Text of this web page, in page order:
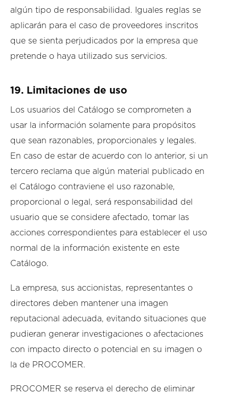
algún tipo de responsabilidad. Iguales reglas se
aplicarán para el caso de proveedores inscritos
que se sienta perjudicados por la empresa que
pretende o haya utilizado sus servicios.
19. Limitaciones de uso
Los usuarios del Catálogo se comprometen a
usar la información solamente para propósitos
que sean razonables, proporcionales y legales.
En caso de estar de acuerdo con lo anterior, si un
tercero reclama que algún material publicado en
el Catálogo contraviene el uso razonable,
proporcional o legal, será responsabilidad del
usuario que se considere afectado, tomar las
acciones correspondientes para establecer el uso
normal de la información existente en este
Catálogo.
La empresa, sus accionistas, representantes o
directores deben mantener una imagen
reputacional adecuada, evitando situaciones que
pudieran generar investigaciones o afectaciones
con impacto directo o potencial en su imagen o
la de PROCOMER.
PROCOMER se reserva el derecho de eliminar